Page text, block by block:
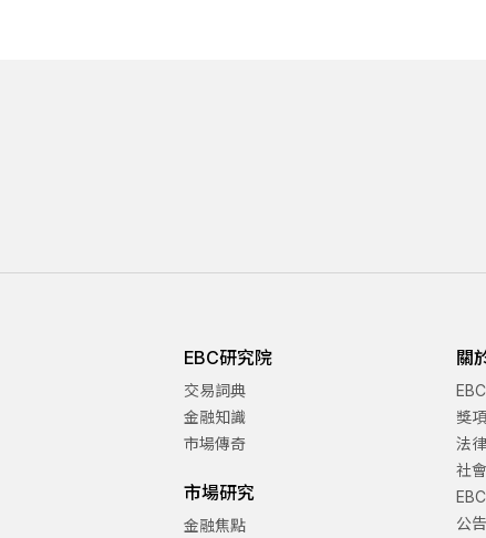
EBC研究院
交易詞典
金融知識
市場傳奇
市場研究
金融焦點
關
獎
法
社
公